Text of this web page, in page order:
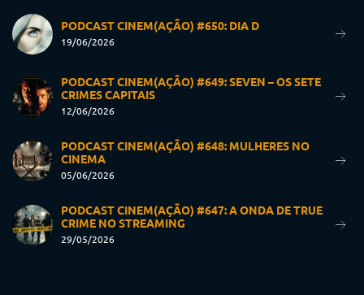
PODCAST CINEM(AÇÃO) #650: DIA D
19/06/2026
PODCAST CINEM(AÇÃO) #649: SEVEN – OS SETE
CRIMES CAPITAIS
12/06/2026
PODCAST CINEM(AÇÃO) #648: MULHERES NO
CINEMA
05/06/2026
PODCAST CINEM(AÇÃO) #647: A ONDA DE TRUE
CRIME NO STREAMING
29/05/2026